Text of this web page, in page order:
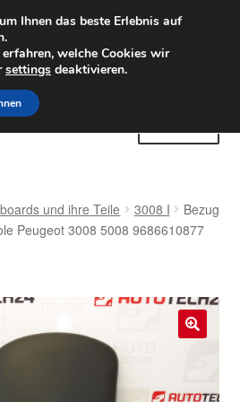
ab 6 EUR
Versand
Mo-Fr 9-16 Uhr
und ihre Teile 3008 I
Bezug
Peugeot 3008 5008 9686610877
Ihnen das beste Erlebnis auf
welche Cookies wir
settings deaktivieren.